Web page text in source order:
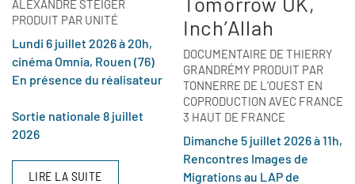
ALEXANDRE STEIGER
PRODUIT PAR UNITÉ
Lundi 6 juillet 2026 à 20h,
cinéma Omnia, Rouen (76)
En présence du réalisateur
Sortie nationale 8 juillet
2026
LIRE LA SUITE
Inch’Allah
DOCUMENTAIRE DE THIERRY
GRANDRÉMY PRODUIT PAR
TONNERRE DE L’OUEST EN
COPRODUCTION AVEC FRANCE
3 HAUT DE FRANCE
Dimanche 5 juillet 2026 à 11h,
Rencontres Images de
Migrations au LAP de